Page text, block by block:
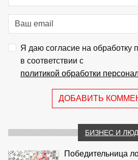
Я даю согласие на обработку
в соответствии с
политикой обработки
ДОБАВИТЬ
БИЗНЕС И
Победительница